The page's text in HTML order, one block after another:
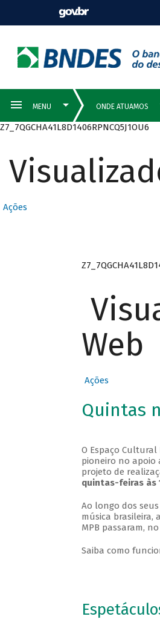
Z7_7QGCHA41L8D1406RPNCQ5J1OU6
Ações
Web
Ações
Quintas
O Espaço
pioneiro no apoio
projeto de
quintas-feiras às
Ao longo dos
música brasileira,
MPB passaram,
Saiba como